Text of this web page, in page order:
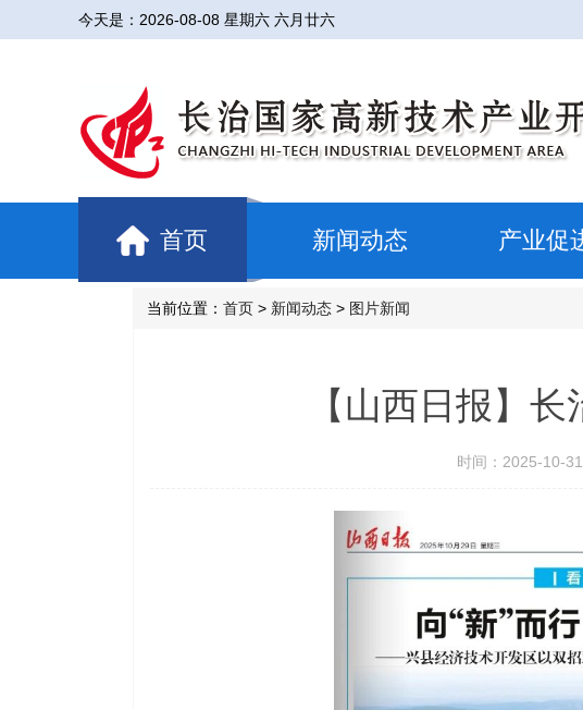
今天是： 2026-08-08 星期六 六月廿六
首页 新闻动态 产业促
当前位置： 首页 > 新闻动态 > 图片新闻
【山西日报】
时间：2025-10-